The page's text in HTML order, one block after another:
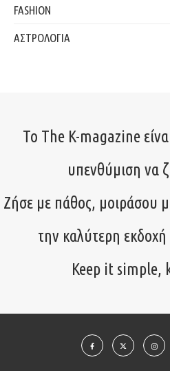
FASHION
ΑΣΤΡΟΛΟΓΙΑ
Το The K-magazine
υπενθύμιση να
Ζήσε με πάθος, μοιράσου
την καλύτερη
Keep it simple,